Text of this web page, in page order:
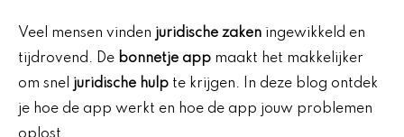
Veel mensen vinden juridische zaken ingewikkeld en
tijdrovend. De bonnetje app maakt het makkelijker
om snel juridische hulp te krijgen. In deze blog ontdek
je hoe de app werkt en hoe de app jouw problemen